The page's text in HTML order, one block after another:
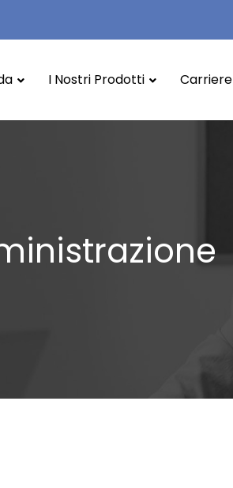
I Nostri Prodotti Carriere